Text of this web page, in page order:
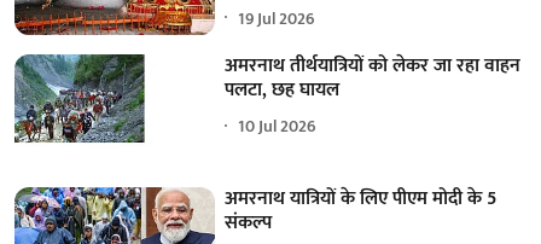
19 Jul 2026
अमरनाथ तीर्थयात्रियों को लेकर जा रहा वाहन
पलटा, छह घायल
10 Jul 2026
अमरनाथ यात्रियों के लिए पीएम मोदी के 5
संकल्प